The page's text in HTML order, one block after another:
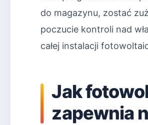
do magazynu, zostać
poczucie kontroli nad
całej instalacji
Jak
zapewnia